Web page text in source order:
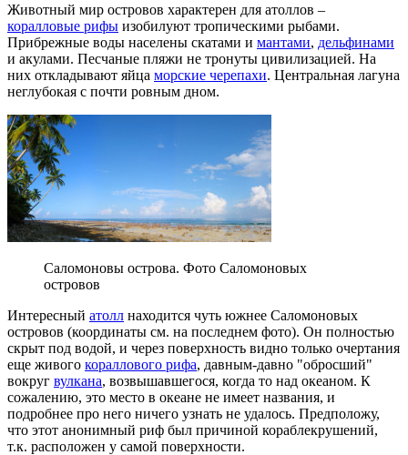
Животный мир островов характерен для атоллов –
коралловые рифы изобилуют тропическими рыбами.
Прибрежные воды населены скатами и мантами, дельфинами
и акулами. Песчаные пляжи не тронуты цивилизацией. На
них откладывают яйца морские черепахи. Центральная лагуна
неглубокая с почти ровным дном.
Саломоновы острова. Фото Саломоновых
островов
Интересный атолл находится чуть южнее Саломоновых
островов (координаты см. на последнем фото). Он полностью
скрыт под водой, и через поверхность видно только очертания
еще живого кораллового рифа, давным-давно "обросший"
вокруг вулкана, возвышавшегося, когда то над океаном. К
сожалению, это место в океане не имеет названия, и
подробнее про него ничего узнать не удалось. Предположу,
что этот анонимный риф был причиной кораблекрушений,
т.к. расположен у самой поверхности.